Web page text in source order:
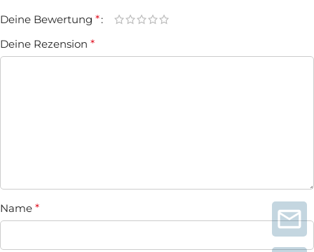
Deine Bewertung *
Deine Rezension *
Name *